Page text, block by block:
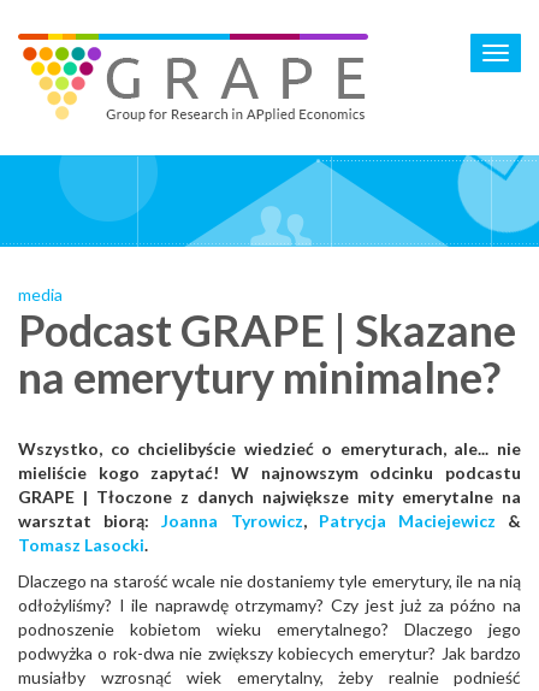
main
content
media
Podcast GRAPE | Skazane
na emerytury minimalne?
Wszystko, co chcielibyście wiedzieć o emeryturach, ale... nie
mieliście kogo zapytać! W najnowszym odcinku podcastu
GRAPE | Tłoczone z danych największe mity emerytalne na
warsztat biorą:Joanna Tyrowicz, Patrycja Maciejewicz &
Tomasz Lasocki.
Dlaczego na starość wcale nie dostaniemy tyle emerytury, ile na nią
odłożyliśmy? I ile naprawdę otrzymamy? Czy jest już za późno na
podnoszenie kobietom wieku emerytalnego? Dlaczego jego
podwyżka o rok-dwa nie zwiększy kobiecych emerytur? Jak bardzo
musiałby wzrosnąć wiek emerytalny, żeby realnie podnieść